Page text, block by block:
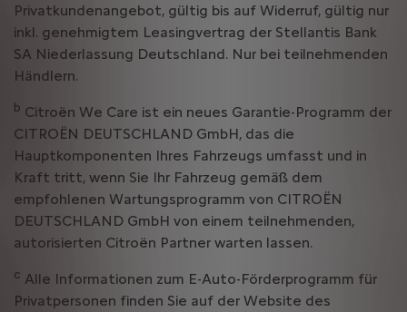
Privatkundenangebot, gültig bis auf Widerruf, gültig nur
inkl. genehmigtem Leasingvertrag der Stellantis Bank
SA Niederlassung Deutschland. Nur bei teilnehmenden
Händlern.
b Citroën We Care ist ein neues Garantie-Programm der
CITROËN DEUTSCHLAND GmbH, das die
Hauptkomponenten Ihres Fahrzeugs umfasst und in
Kraft tritt, wenn Sie Ihr Fahrzeug gemäß dem
empfohlenen Wartungsprogramm von CITROËN
DEUTSCHLAND GmbH von einem teilnehmenden,
autorisierten Citroën Partner warten lassen.
c Alle Informationen zum E-Auto-Förderprogramm für
Privatpersonen finden Sie auf der Website des